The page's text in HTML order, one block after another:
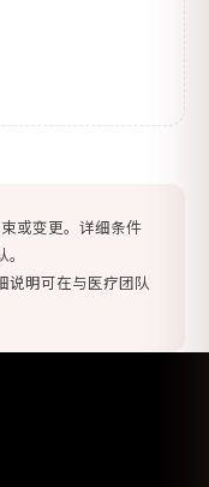
或变更。详细条件
明可在与医疗团队